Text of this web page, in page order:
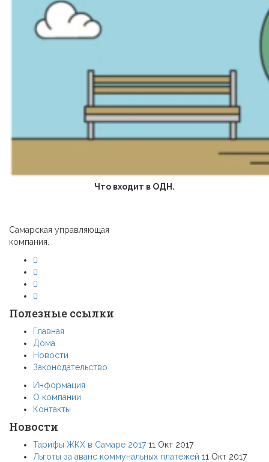
Что входит в ОДН.
Самарская управляющая
компания.
Полезные ссылки
Главная
Дома
Новости
Законодательство
Информация
О компании
Контакты
Новости
Тарифы ЖКХ в Самаре 2017 11 Окт 2017
Льготы за аванс коммунальных платежей 11 Окт 2017